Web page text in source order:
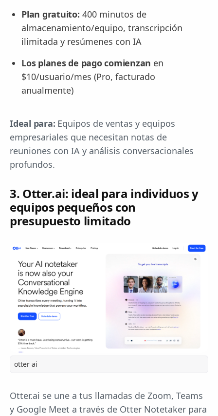
Plan gratuito: 400 minutos de
almacenamiento/equipo, transcripción
ilimitada y resúmenes con IA
Los planes de pago comienzan en
$10/usuario/mes (Pro, facturado
anualmente)
Ideal para: Equipos de ventas y equipos
empresariales que necesitan notas de
reuniones con IA y análisis conversacionales
profundos.
3. Otter.ai: ideal para individuos y
equipos pequeños con
presupuesto limitado
otter ai
Otter.ai se une a tus llamadas de Zoom, Teams
y Google Meet a través de Otter Notetaker para